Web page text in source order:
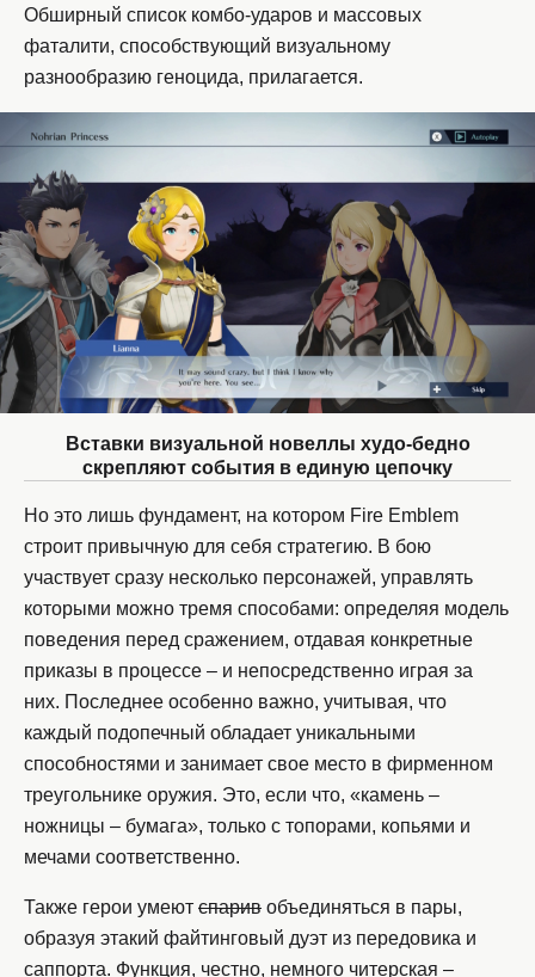
Обширный список комбо-ударов и массовых
фаталити, способствующий визуальному
разнообразию геноцида, прилагается.
Вставки визуальной новеллы худо-бедно
скрепляют события в единую цепочку
Но это лишь фундамент, на котором Fire Emblem
строит привычную для себя стратегию. В бою
участвует сразу несколько персонажей, управлять
которыми можно тремя способами: определяя модель
поведения перед сражением, отдавая конкретные
приказы в процессе – и непосредственно играя за
них. Последнее особенно важно, учитывая, что
каждый подопечный обладает уникальными
способностями и занимает свое место в фирменном
треугольнике оружия. Это, если что, «камень –
ножницы – бумага», только с топорами, копьями и
мечами соответственно.
Также герои умеют спарив объединяться в пары,
образуя этакий файтинговый дуэт из передовика и
саппорта. Функция, честно, немного читерская –